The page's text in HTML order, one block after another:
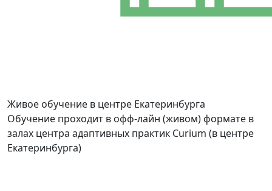
Живое обучение в центре Екатеринбурга
Обучение проходит в офф-лайн (живом) формате в
залах центра адаптивных практик Curium (в центре
Екатеринбурга)